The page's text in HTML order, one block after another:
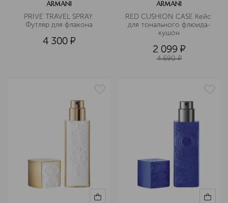
ARMANI
PRIVE TRAVEL SPRAY
Футляр для флакона
4 300 ¤
ARMANI
RED CUSHION CASE Кейс
для тонального флюида-
кушон
2 099 ¤
4 690 ¤